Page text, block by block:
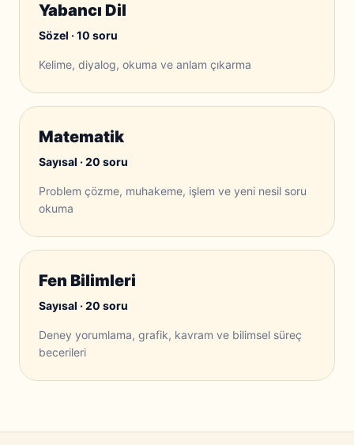
Yabancı Dil
Sözel · 10 soru
Kelime, diyalog, okuma ve anlam çıkarma
Matematik
Sayısal · 20 soru
Problem çözme, muhakeme, işlem ve yeni nesil soru
okuma
Fen Bilimleri
Sayısal · 20 soru
Deney yorumlama, grafik, kavram ve bilimsel süreç
becerileri